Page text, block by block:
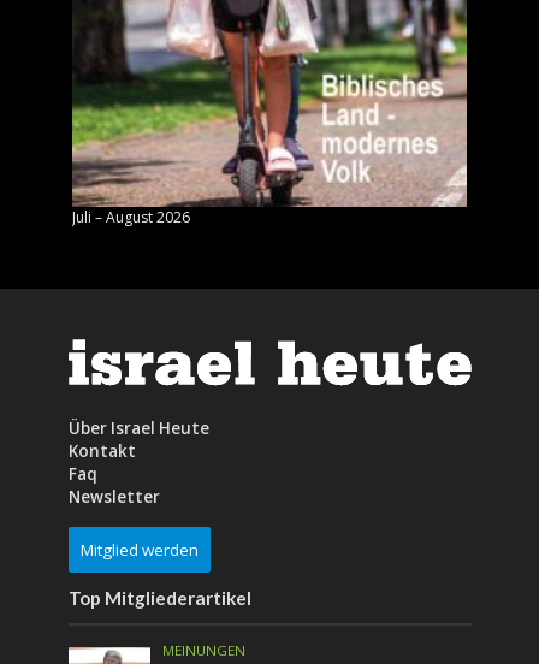
Juli – August 2026
Über Israel Heute
Kontakt
Faq
Newsletter
Mitglied werden
Top Mitgliederartikel
MEINUNGEN